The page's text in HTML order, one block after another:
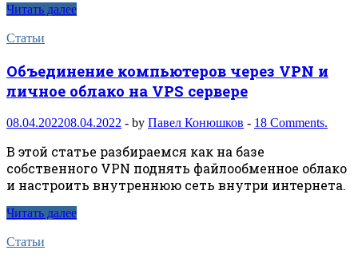
Читать далее
Статьи
Объединение компьютеров через VPN и
личное облако на VPS сервере
08.04.202208.04.2022 - by Павел Конюшков - 18 Comments.
В этой статье разбираемся как на базе
собственного VPN поднять файлообменное облако
и настроить внутреннюю сеть внутри интернета.
Читать далее
Статьи